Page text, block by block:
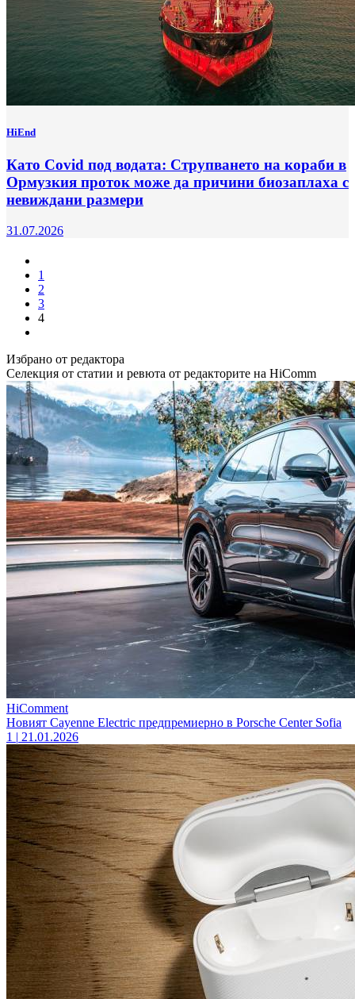
HiEnd
Като Covid под водата: Струпването на кораби в
Ормузкия проток може да причини биозаплаха с
невиждани размери
31.07.2026
1
2
3
4
Избрано от редактора
Селекция от статии и ревюта от редакторите на HiComm
HiComment
Новият Cayenne Electric предпремиерно в Porsche Center Sofia
1 | 21.01.2026